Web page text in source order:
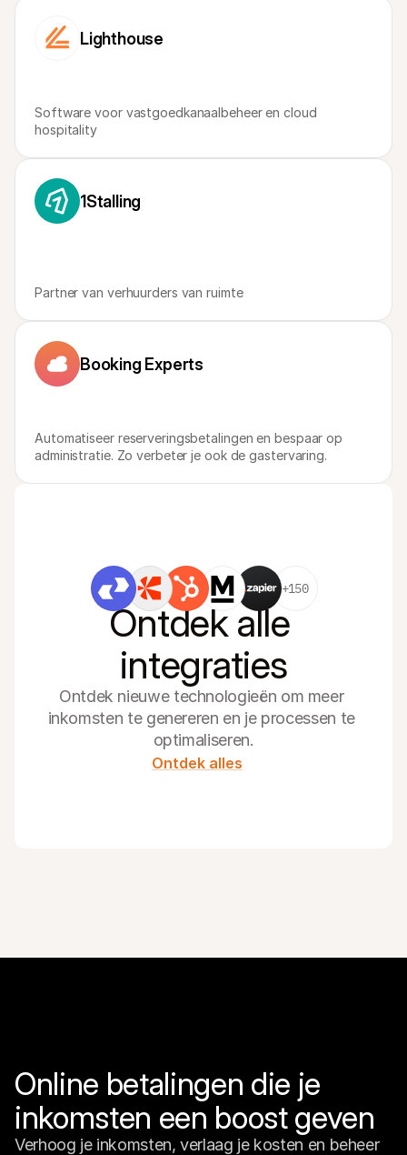
Lighthouse
Software voor vastgoedkanaalbeheer en cloud
hospitality
1Stalling
Partner van verhuurders van ruimte
Booking Experts
Automatiseer reserveringsbetalingen en bespaar op
administratie. Zo verbeter je ook de gastervaring.
+150
Ontdek alle
integraties
Ontdek nieuwe technologieën om meer
inkomsten te genereren en je processen te
optimaliseren.
Ontdek alles
Online betalingen die je
inkomsten een boost geven
Verhoog je inkomsten, verlaag je kosten en beheer
Waarom zie je Mollie op je bankafschrift?
Voor Mollie-klanten